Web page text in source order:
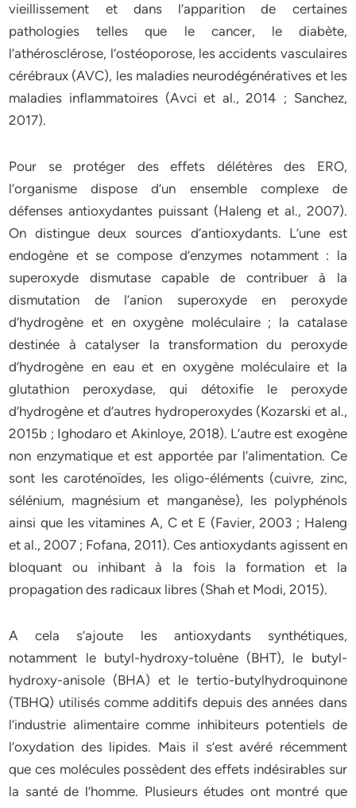
vieillissement et dans l’apparition de certaines
pathologies telles que le cancer, le diabète,
l’athérosclérose, l’ostéoporose, les accidents vasculaires
cérébraux (AVC), les maladies neurodégénératives et les
maladies inflammatoires (Avci et al., 2014 ; Sanchez,
2017).
Pour se protéger des effets délétères des ERO,
l’organisme dispose d’un ensemble complexe de
défenses antioxydantes puissant (Haleng et al., 2007).
On distingue deux sources d’antioxydants. L’une est
endogène et se compose d’enzymes notamment : la
superoxyde dismutase capable de contribuer à la
dismutation de l’anion superoxyde en peroxyde
d’hydrogène et en oxygène moléculaire ; la catalase
destinée à catalyser la transformation du peroxyde
d’hydrogène en eau et en oxygène moléculaire et la
glutathion peroxydase, qui détoxifie le peroxyde
d’hydrogène et d’autres hydroperoxydes (Kozarski et al.,
2015b ; Ighodaro et Akinloye, 2018). L’autre est exogène
non enzymatique et est apportée par l’alimentation. Ce
sont les caroténoïdes, les oligo-éléments (cuivre, zinc,
sélénium, magnésium et manganèse), les polyphénols
ainsi que les vitamines A, C et E (Favier, 2003 ; Haleng
et al., 2007 ; Fofana, 2011). Ces antioxydants agissent en
bloquant ou inhibant à la fois la formation et la
propagation des radicaux libres (Shah et Modi, 2015).
A cela s’ajoute les antioxydants synthétiques,
notamment le butyl-hydroxy-toluène (BHT), le butyl-
hydroxy-anisole (BHA) et le tertio-butylhydroquinone
(TBHQ) utilisés comme additifs depuis des années dans
l’industrie alimentaire comme inhibiteurs potentiels de
l’oxydation des lipides. Mais il s’est avéré récemment
que ces molécules possèdent des effets indésirables sur
la santé de l’homme. Plusieurs études ont montré que